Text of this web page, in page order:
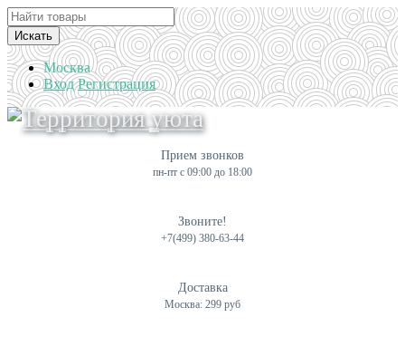
Искать
Москва
Вход Регистрация
Прием звонков
пн-пт с 09:00 до 18:00
Звоните!
+7(499) 380-63-44
Доставка
Москва: 299 руб